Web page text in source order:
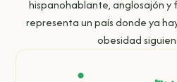
hispanohablante, anglosajón
representa un país donde ya
obesidad